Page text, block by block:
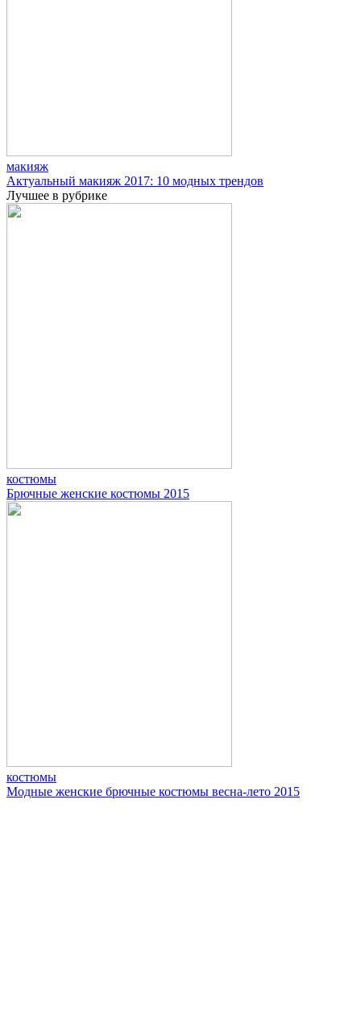
макияж
Актуальный макияж 2017: 10 модных трендов
Лучшее в рубрике
костюмы
Брючные женские костюмы 2015
костюмы
Модные женские брючные костюмы весна-лето 2015